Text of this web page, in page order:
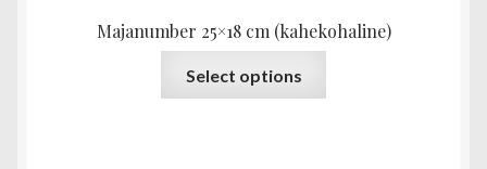
Majanumber 25×18 cm (kahekohaline)
Select options